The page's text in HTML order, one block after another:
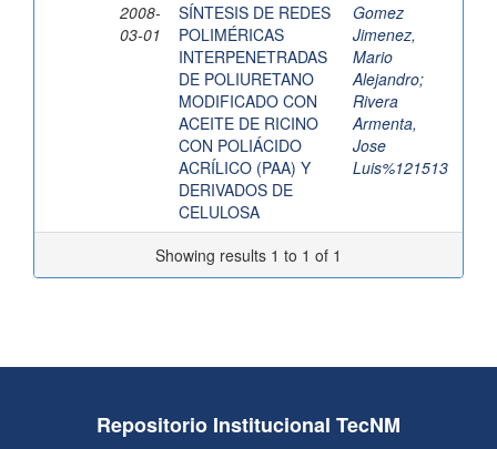
2008-
03-01
SÍNTESIS DE REDES
POLIMÉRICAS
INTERPENETRADAS
DE POLIURETANO
MODIFICADO CON
ACEITE DE RICINO
CON POLIÁCIDO
ACRÍLICO (PAA) Y
DERIVADOS DE
CELULOSA
Gomez
Jimenez,
Mario
Alejandro;
Rivera
Armenta,
Jose
Luis%121513
Showing results 1 to 1 of 1
Repositorio Institucional TecNM